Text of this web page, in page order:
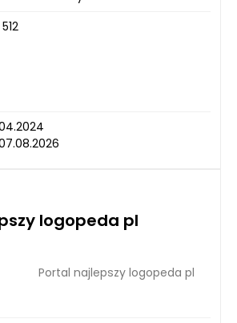
512
logopeda pl
Portal najlepszy logopeda pl